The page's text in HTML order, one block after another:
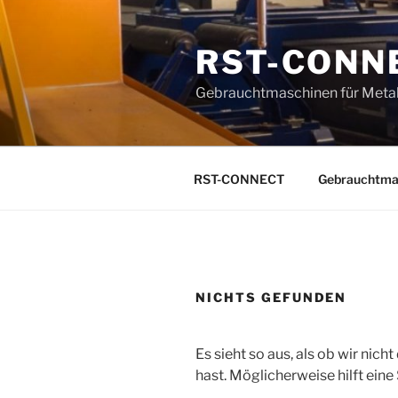
Zum
Inhalt
springen
RST-
Gebrauchtmaschinen für
RST-CONNECT
NICHTS GEFUNDEN
Es sieht so aus, als ob wir
hast. Möglicherweise hilft eine